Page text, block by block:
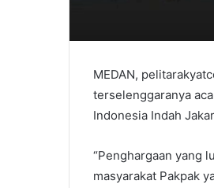
MEDAN,
terselenggaranya
Indonesia Indah
“Penghargaan yang
masyarakat Pakpak